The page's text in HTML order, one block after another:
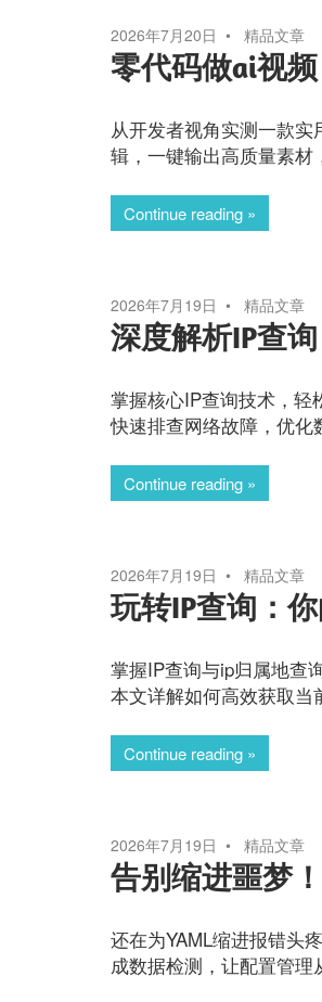
2026年7月20日 精品文章
零代码做ai视
从开发者视角实测一款
辑，一键输出高质量素材
Continue reading
2026年7月19日 精品文章
深度解析IP查
掌握核心IP查询技术，轻
快速排查网络故障，优化
Continue reading
2026年7月19日 精品文章
玩转IP查询：
掌握IP查询与ip归属地查
本文详解如何高效获取当
Continue reading
2026年7月19日 精品文章
告别缩进噩梦
还在为YAML缩进报错头
成数据检测，让配置管理